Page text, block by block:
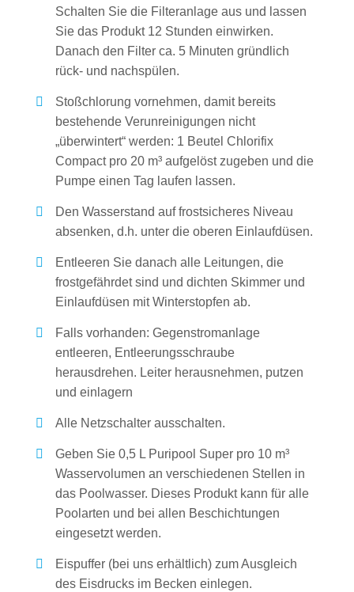
Schalten Sie die Filteranlage aus und lassen
Sie das Produkt 12 Stunden einwirken.
Danach den Filter ca. 5 Minuten gründlich
rück- und nachspülen.
Stoßchlorung vornehmen, damit bereits
bestehende Verunreinigungen nicht
„überwintert“ werden: 1 Beutel Chlorifix
Compact pro 20 m³ aufgelöst zugeben und die
Pumpe einen Tag laufen lassen.
Den Wasserstand auf frostsicheres Niveau
absenken, d.h. unter die oberen Einlaufdüsen.
Entleeren Sie danach alle Leitungen, die
frostgefährdet sind und dichten Skimmer und
Einlaufdüsen mit Winterstopfen ab.
Falls vorhanden: Gegenstromanlage
entleeren, Entleerungsschraube
herausdrehen. Leiter herausnehmen, putzen
und einlagern
Alle Netzschalter ausschalten.
Geben Sie 0,5 L Puripool Super pro 10 m³
Wasservolumen an verschiedenen Stellen in
das Poolwasser. Dieses Produkt kann für alle
Poolarten und bei allen Beschichtungen
eingesetzt werden.
Eispuffer (bei uns erhältlich) zum Ausgleich
des Eisdrucks im Becken einlegen.